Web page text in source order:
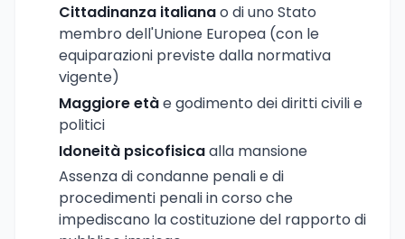
Cittadinanza italianao di uno Stato
membro dell'Unione Europea (con le
equiparazioni previste dalla normativa
vigente)
Maggiore etàe godimento dei diritti civili e
politici
Idoneità psicofisicaalla mansione
Assenza di condanne penali e di
procedimenti penali in corso che
impediscano la costituzione del rapporto di